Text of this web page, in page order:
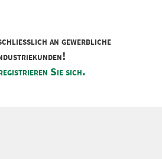
an gewerbliche
Sie sich.